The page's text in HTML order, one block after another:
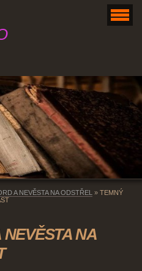
A NEVĚSTA NA ODSTŘEL » TEMNÝ
NA